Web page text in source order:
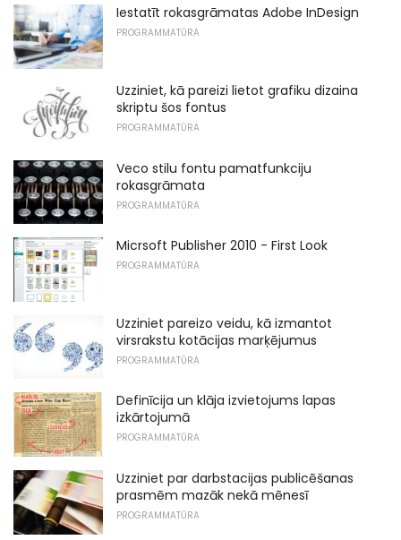
Iestatīt rokasgrāmatas Adobe InDesign
PROGRAMMATŪRA
Uzziniet, kā pareizi lietot grafiku dizaina
skriptu šos fontus
PROGRAMMATŪRA
Veco stilu fontu pamatfunkciju
rokasgrāmata
PROGRAMMATŪRA
Micrsoft Publisher 2010 - First Look
PROGRAMMATŪRA
Uzziniet pareizo veidu, kā izmantot
virsrakstu kotācijas marķējumus
PROGRAMMATŪRA
Definīcija un klāja izvietojums lapas
izkārtojumā
PROGRAMMATŪRA
Uzziniet par darbstacijas publicēšanas
prasmēm mazāk nekā mēnesī
PROGRAMMATŪRA